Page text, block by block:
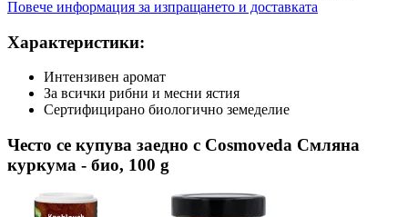
Повече информация за изпращането и доставката
Характеристики:
Интензивен аромат
За всички рибни и месни ястия
Сертифицирано биологично земеделие
Често се купува заедно с Cosmoveda Смляна
куркума - био, 100 g